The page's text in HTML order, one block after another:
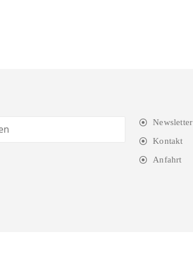
Newsletter
Kontakt
Anfahrt